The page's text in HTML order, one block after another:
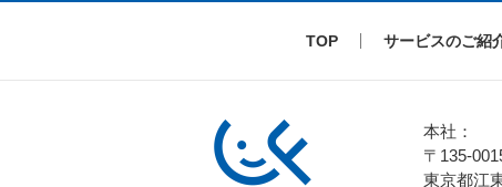
TOP サービスのご紹
本社：
〒135-
東京都江